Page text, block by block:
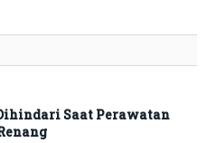
Saat Perawatan